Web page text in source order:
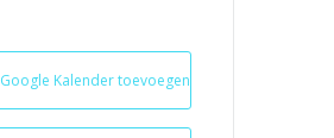
Kalender toevoegen